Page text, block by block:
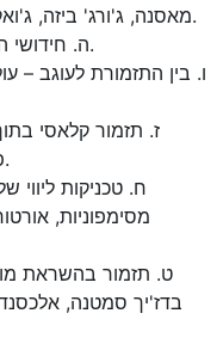
מאסנה, ג'ורג' ביזה, ג'ואקינו רוסיני, ג'וזפה ורדי, ג'אקומו פוצ'יני.
ה. חידושי התזמור של פרנץ ליסט ושל ריכרד וגנר.
ו. בין התזמורת לעוגב –
ז. תזמור קלאסי
פיוטר איליץ' צ'ייקובסקי ואנטונין דבוז'ק.
ח. טכניקות ליווי
מסימפוניות,
ט. תזמור בהשראת
בדז'יך סמטנה,